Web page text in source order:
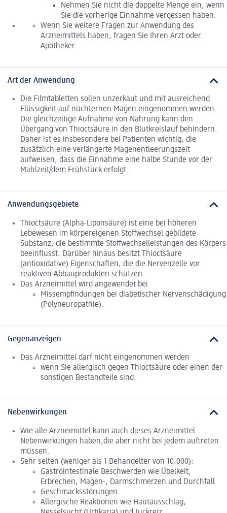
Nehmen Sie nicht die doppelte Menge ein, wenn
Sie die vorherige Einnahme vergessen haben.
Wenn Sie weitere Fragen zur Anwendung des
Arzneimittels haben, fragen Sie Ihren Arzt oder
Apotheker.
Art der Anwendung
Die Filmtabletten sollen unzerkaut und mit ausreichend
Flüssigkeit auf nüchternen Magen eingenommen werden.
Die gleichzeitige Aufnahme von Nahrung kann den
Übergang von Thioctsäure in den Blutkreislauf behindern.
Daher ist es insbesondere bei Patienten wichtig, die
zusätzlich eine verlängerte Magenentleerungszeit
aufweisen, dass die Einnahme eine halbe Stunde vor der
Mahlzeit/dem Frühstück erfolgt.
Anwendungsgebiete
Thioctsäure (Alpha-Liponsäure) ist eine bei höheren
Lebewesen im körpereigenen Stoffwechsel gebildete
Substanz, die bestimmte Stoffwechselleistungen des Körpers
beeinflusst. Darüber hinaus besitzt Thioctsäure
(antioxidative) Eigenschaften, die die Nervenzelle vor
reaktiven Abbauprodukten schützen.
Das Arzneimittel wird angewendet bei
Missempfindungen bei diabetischer Nervenschädigung
(Polyneuropathie).
Gegenanzeigen
Das Arzneimittel darf nicht eingenommen werden
wenn Sie allergisch gegen Thioctsäure oder einen der
sonstigen Bestandteile sind.
Nebenwirkungen
Wie alle Arzneimittel kann auch dieses Arzneimittel
Nebenwirkungen haben,die aber nicht bei jedem auftreten
müssen.
Sehr selten (weniger als 1 Behandelter von 10.000):
Gastrointestinale Beschwerden wie Übelkeit,
Erbrechen, Magen-, Darmschmerzen und Durchfall
Geschmacksstörungen
Allergische Reaktionen wie Hautausschlag,